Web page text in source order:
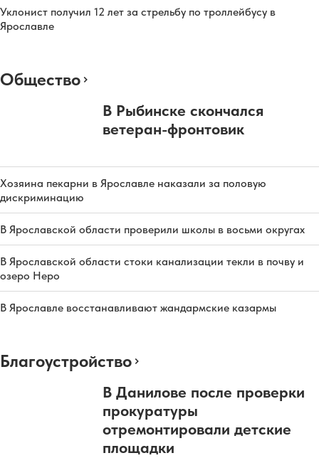
Уклонист получил 12 лет за стрельбу по троллейбусу в
Ярославле
Общество
В Рыбинске скончался
ветеран-фронтовик
Хозяина пекарни в Ярославле наказали за половую
дискриминацию
В Ярославской области проверили школы в восьми округах
В Ярославской области стоки канализации текли в почву и
озеро Неро
В Ярославле восстанавливают жандармские казармы
Благоустройство
В Данилове после проверки
прокуратуры
отремонтировали детские
площадки